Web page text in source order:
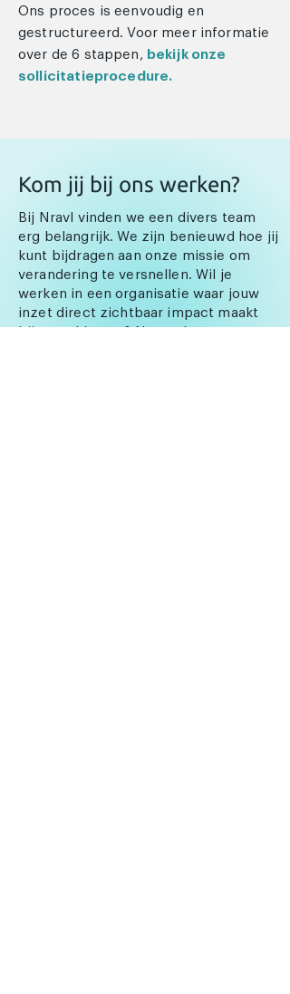
Ons proces is eenvoudig en
gestructureerd. Voor meer informatie
over de 6 stappen, bekijk onze
sollicitatieprocedure.
Kom jij bij ons werken?
Bij Nravl vinden we een divers team
erg belangrijk. We zijn benieuwd hoe jij
kunt bijdragen aan onze missie om
verandering te versnellen. Wil je
werken in een organisatie waar jouw
inzet direct zichtbaar impact maakt